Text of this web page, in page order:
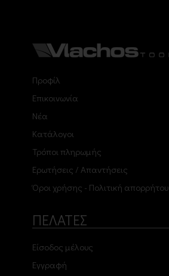
Προφίλ
Επικοινωνία
Νέα
Κατάλογοι
Τρόποι πληρωμής
Ερωτήσεις / Απαντήσεις
Όροι χρήσης - Πολιτική απορρήτου
ΠΕΛΑΤΕΣ
Είσοδος μέλους
Εγγραφή